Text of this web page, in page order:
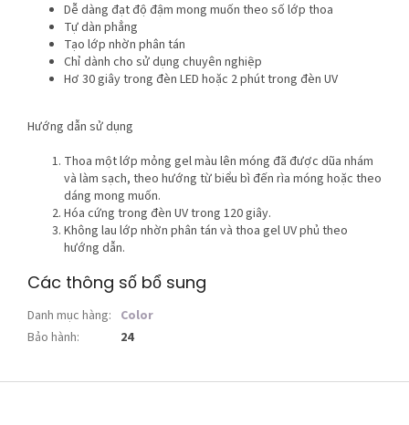
Dễ dàng đạt độ đậm mong muốn theo số lớp thoa
Tự dàn phẳng
Tạo lớp nhờn phân tán
Chỉ dành cho sử dụng chuyên nghiệp
Hơ 30 giây trong đèn LED hoặc 2 phút trong đèn UV
Hướng dẫn sử dụng
Thoa một lớp mỏng gel màu lên móng đã được dũa nhám
và làm sạch, theo hướng từ biểu bì đến rìa móng hoặc theo
dáng mong muốn.
Hóa cứng trong đèn UV trong 120 giây.
Không lau lớp nhờn phân tán và thoa gel UV phủ theo
hướng dẫn.
Các thông số bổ sung
Danh mục hàng: Color
Bảo hành: 24
C